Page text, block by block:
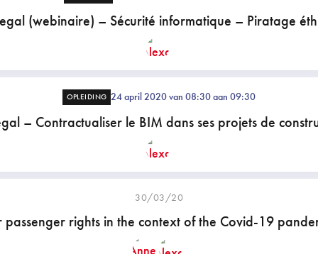
(webinaire) – Sécurité informatique – Piratage
OPLEIDING 24 april 2020 van 08:30 aan 09:30
– Contractualiser le BIM dans ses projets de
30/03/20
passenger rights in the context of the Covid-19